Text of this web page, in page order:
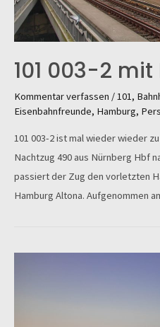
101 003-2
Kommentar verfassen /101,
Eisenbahnfreunde, Hamburg,
101 003-2 ist mal wieder wieder
Nachtzug 490 aus Nürnberg Hbf
passiert der Zug den vorletzten
Hamburg Altona. Aufgenommen